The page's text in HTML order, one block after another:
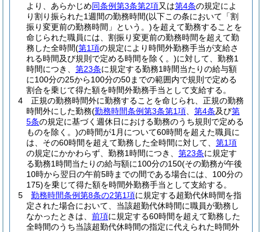
より、あらかじめ同条例第3条第2項又は第4条の規定によ
り割り振られた1週間の勤務時間(以下この条において「割
振り変更前の勤務時間」という。)を超えて勤務することを
命じられた職員には、割振り変更前の勤務時間を超えて勤
務した全時間(第1項の規定により時間外勤務手当が支給さ
れる時間及び規則で定める時間を除く。)に対して、勤務1
時間につき、 第23条に規定する勤務1時間当たりの給与額
に100分の25から100分の50までの範囲内で規則で定める
割合を乗じて得た額を時間外勤務手当として支給する。
4
正規の勤務時間外に勤務することを命じられ、正規の勤務
時間外にした勤務(勤務時間条例第3条第1項 第4条及び第
5条の規定に基づく週休日における勤務のうち規則で定める
ものを除く。)の時間が1月について60時間を超えた職員に
は、その60時間を超えて勤務した全時間に対して、 第1項
の規定にかかわらず、勤務1時間につき、 第23条に規定す
る勤務1時間当たりの給与額に100分の150(その勤務が午後
10時から翌日の午前5時までの間である場合には、100分の
175)を乗じて得た額を時間外勤務手当として支給する。
5
勤務時間条例第8条の2第1項に規定する超勤代休時間を指
定された場合において、当該超勤代休時間に職員が勤務し
なかったときは、 前項に規定する60時間を超えて勤務した
全時間のうち当該超勤代休時間の指定に代えられた時間外